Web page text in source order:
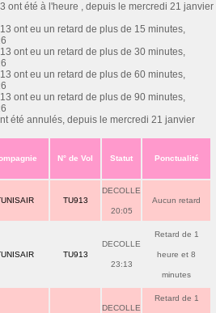
ont été à l'heure , depuis le mercredi 21 janvier
ont eu un retard de plus de 15 minutes,
ont eu un retard de plus de 30 minutes,
ont eu un retard de plus de 60 minutes,
ont eu un retard de plus de 90 minutes,
été annulés, depuis le mercredi 21 janvier
N° de Vol Statut Ponctualité
TU913
DECOLLE
20:05
Aucun retard
TU913
DECOLLE
23:13
Retard de 1
heure et 8
minutes
DECOLLE
Retard de 1